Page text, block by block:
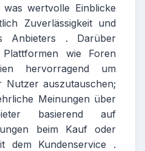
was wertvolle Einblicke
Zuverlässigkeit und
Anbieters . Darüber
wie Foren
hervorragend um
Nutzer auszutauschen;
Meinungen über
basierend auf
beim Kauf oder
dem Kundenservice .